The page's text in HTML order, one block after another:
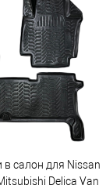
салон для Nissan
Delica Van